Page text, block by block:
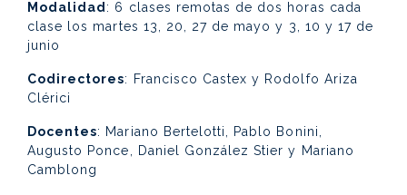
Modalidad : 6 clases remotas de dos horas cada
clase los martes 13, 20, 27 de mayo y 3, 10 y 17 de
junio
Codirectores: Francisco Castex y Rodolfo Ariza
Clérici
Docentes: Mariano Bertelotti, Pablo Bonini,
Augusto Ponce, Daniel González Stier y Mariano
Camblong